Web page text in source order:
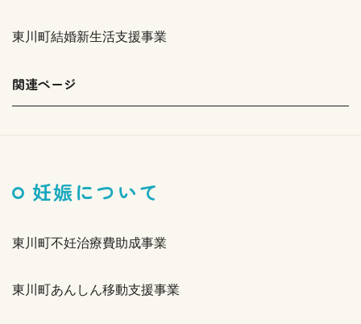
東川町結婚新生活支援事業
関連ページ
妊娠について
東川町不妊治療費助成事業
東川町あんしん移動支援事業